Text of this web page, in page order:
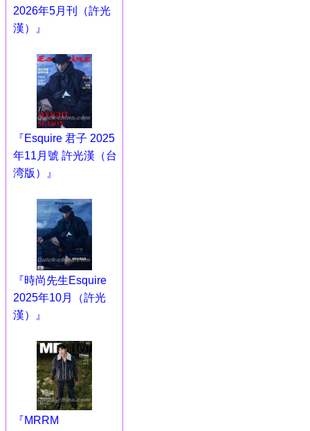
2026年5月刊（許光
漢）』
『Esquire 君子 2025
年11月號 許光漢（台
湾版）』
『時尚先生Esquire
2025年10月（許光
漢）』
『MRRM